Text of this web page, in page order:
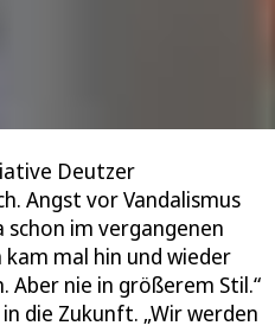
Deutzer
Angst vor Vandalismus
schon im vergangenen
mal hin und wieder
Aber nie in größerem Stil.“
die Zukunft. „Wir werden